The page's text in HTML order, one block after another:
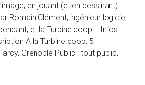
en jouant (et en dessinant).
Romain Clément, ingénieur logiciel
et la Turbine.coop. Infos
A la Turbine.coop, 5
Grenoble Public : tout public,